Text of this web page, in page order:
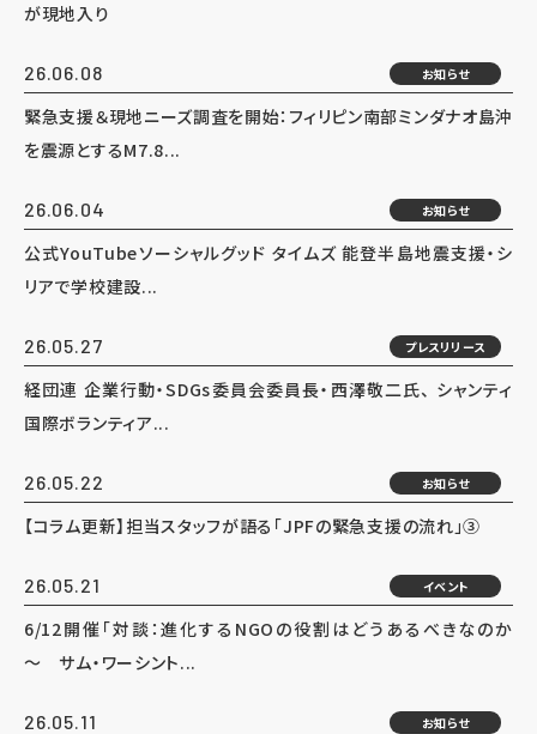
が現地入り
26.06.08 お知らせ
緊急支援＆現地ニーズ調査を開始：フィリピン南部ミンダナオ島沖
を震源とするM7.8...
26.06.04 お知らせ
公式YouTubeソーシャルグッド タイムズ 能登半島地震支援・シ
リアで学校建設...
26.05.27 プレスリリース
経団連 企業行動・SDGs委員会委員長・西澤敬二氏、 シャンティ
国際ボランティア...
26.05.22 お知らせ
【コラム更新】担当スタッフが語る「JPFの緊急支援の流れ」③
26.05.21 イベント
6/12開催「対談：進化するNGOの役割はどうあるべきなのか
～ サム・ワーシント...
26.05.11 お知らせ